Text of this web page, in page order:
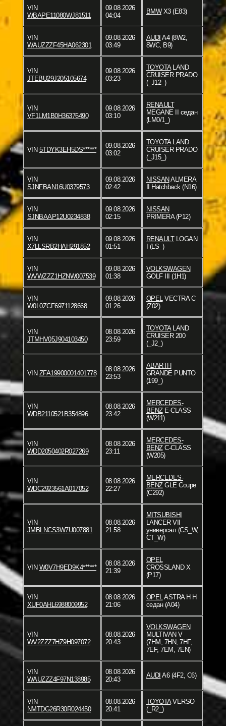
VIN
WBAPE11080WJ81511
09.08.2026
04:04
BMWX3 (E83)
VIN
WAUZZZF45HA062301
09.08.2026
03:49
AUDI A4 (8W2,
8WC, B9)
VIN
JTEBU29J205105674
09.08.2026
03:23
TOYOTALAND
CRUISER PRADO
(_J12_)
VIN
VF1LM1B0H36376490
09.08.2026
03:10
RENAULT
MEGANE II седан
(LM0/1_)
VIN 5TDYK3EH5DS******
09.08.2026
03:02
TOYOTALAND
CRUISER PRADO
(_J15_)
VIN
SJNFBAN16U0379573
09.08.2026
02:42
NISSAN ALMERA
II Hatchback (N16)
VIN
SJNBAAP12U0234838
09.08.2026
02:15
NISSAN
PRIMERA (P12)
VIN
X7LLSRB2HAH291852
09.08.2026
01:51
RENAULTLOGAN
I (LS_)
VIN
WVWZZZ1HZNW007539
09.08.2026
01:38
VOLKSWAGEN
GOLF III (1H1)
VIN
W0L0ZCF6971128668
09.08.2026
01:26
OPELVECTRA C
(Z02)
VIN
JTMHV05J904103450
08.08.2026
23:59
TOYOTALAND
CRUISER 200
(_J2_)
VIN ZFA19900001401778
08.08.2026
23:53
ABARTH
GRANDE PUNTO
(199_)
VIN
WDB2110521B354896
08.08.2026
23:42
MERCEDES-
BENZE-CLASS
(W211)
VIN
WDD2050402R027269
08.08.2026
23:11
MERCEDES-
BENZC-CLASS
(W205)
VIN
WDC2923561A017052
08.08.2026
22:27
MERCEDES-
BENZGLE Coupe
(C292)
VIN
JMBLNCS3W7U007881
08.08.2026
21:58
MITSUBISHI
LANCER VII
универсал (CS_W,
CT_W)
VIN W0V7H9ED9K4******
08.08.2026
21:39
OPEL
CROSSLAND X
(P17)
VIN
XUF0AHL6988009952
08.08.2026
21:06
OPELASTRA H H
седан (A04)
VIN
WV2ZZZ7HZ9H097072
08.08.2026
20:43
VOLKSWAGEN
MULTIVAN V
(7HM, 7HN, 7HF,
7EF, 7EM, 7EN)
VIN
WAUZZZ4F97N138985
08.08.2026
20:43
AUDI A6 (4F2, C6)
VIN
NMTDG26R30R024450
08.08.2026
20:41
TOYOTAVERSO
(_R2_)